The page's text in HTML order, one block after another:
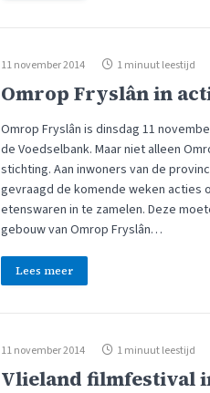
11 november 2014 1 minuut leestijd
Omrop Fryslân in
Omrop Fryslân is dinsdag 11
de Voedselbank. Maar niet alleen
stichting. Aan inwoners van de
gevraagd de komende weken acties
etenswaren in te zamelen. Deze
gebouw van Omrop Fryslân…
Lees meer
11 november 2014 1 minuut leestijd
Vlieland filmfestival